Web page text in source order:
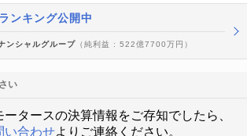
ンキング公開中
ンシャルグループ （純利益 : 522億7700万円）
い
タースの決算情報をご存知でしたら、
い合わせよりご連絡ください。